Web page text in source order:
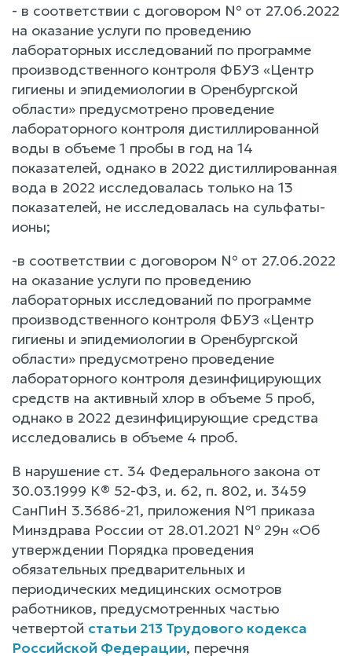
- в соответствии с договором № от 27.06.2022
на оказание услуги по проведению
лабораторных исследований по программе
производственного контроля ФБУЗ «Центр
гигиены и эпидемиологии в Оренбургской
области» предусмотрено проведение
лабораторного контроля дистиллированной
воды в объеме 1 пробы в год на 14
показателей, однако в 2022 дистиллированная
вода в 2022 исследовалась только на 13
показателей, не исследовалась на сульфаты-
ионы;
-в соответствии с договором № от 27.06.2022
на оказание услуги по проведению
лабораторных исследований по программе
производственного контроля ФБУЗ «Центр
гигиены и эпидемиологии в Оренбургской
области» предусмотрено проведение
лабораторного контроля дезинфицирующих
средств на активный хлор в объеме 5 проб,
однако в 2022 дезинфицирующие средства
исследовались в объеме 4 проб.
В нарушение ст. 34 Федерального закона от
30.03.1999 К® 52-ФЗ, и. 62, п. 802, и. 3459
СанПиН 3.3686-21, приложения №1 приказа
Минздрава России от 28.01.2021 № 29н «Об
утверждении Порядка проведения
обязательных предварительных и
периодических медицинских осмотров
работников, предусмотренных частью
четвертой статьи 213 Трудового кодекса
Российской Федерации, перечня